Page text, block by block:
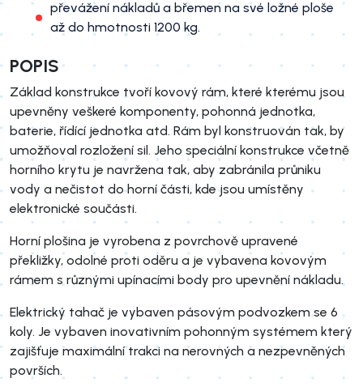
převážení nákladů a břemen na své ložné ploše
až do hmotnosti 1200 kg.
POPIS
Základ konstrukce tvoří kovový rám, které kterému jsou
upevněny veškeré komponenty, pohonná jednotka,
baterie, řídící jednotka atd. Rám byl konstruován tak, by
umožňoval rozložení sil. Jeho speciální konstrukce včetně
horního krytu je navržena tak, aby zabránila průniku
vody a nečistot do horní části, kde jsou umístěny
elektronické součásti.
Horní plošina je vyrobena z povrchově upravené
překližky, odolné proti oděru a je vybavena kovovým
rámem s různými upínacími body pro upevnění nákladu.
Elektrický tahač je vybaven pásovým podvozkem se 6
koly. Je vybaven inovativním pohonným systémem který
zajišťuje maximální trakci na nerovných a nezpevněných
površích.